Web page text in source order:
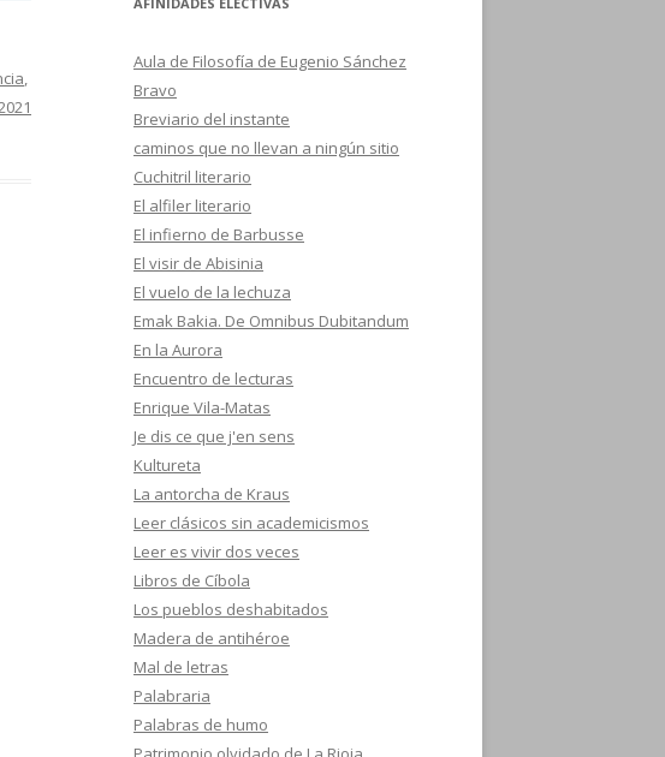
,
Aula de Filosofía de Eugenio Sánchez
Bravo
Breviario del instante
caminos que no llevan a ningún sitio
Cuchitril literario
El alfiler literario
El infierno de Barbusse
El visir de Abisinia
El vuelo de la lechuza
Emak Bakia. De Omnibus Dubitandum
En la Aurora
Encuentro de lecturas
Enrique Vila-Matas
Je dis ce que j'en sens
Kultureta
La antorcha de Kraus
Leer clásicos sin academicismos
Leer es vivir dos veces
Libros de Cíbola
Los pueblos deshabitados
Madera de antihéroe
Mal de letras
Palabraria
Palabras de humo